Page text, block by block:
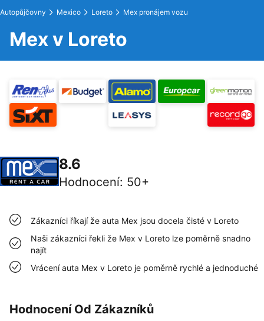
Autopůjčovny Mexico Loreto Mex pronájem vozu
Mex v Loreto
8.6
Hodnocení: 50+
Zákazníci říkají že auta Mex jsou docela čisté v Loreto
Naši zákazníci řekli že Mex v Loreto lze poměrně snadno
najít
Vrácení auta Mex v Loreto je poměrně rychlé a jednoduché
Hodnocení Od Zákazníků